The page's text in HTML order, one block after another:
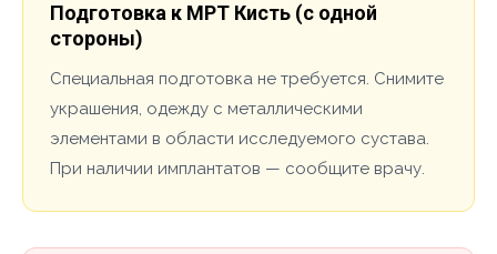
Подготовка к МРТ Кисть (с одной
стороны)
Специальная подготовка не требуется. Снимите
украшения, одежду с металлическими
элементами в области исследуемого сустава.
При наличии имплантатов — сообщите врачу.